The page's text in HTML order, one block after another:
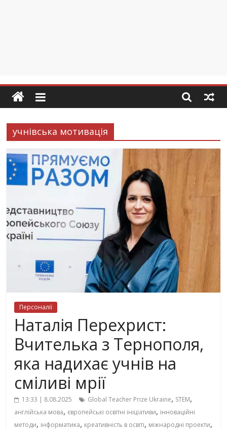
учнівська мотивація
Персоналії
Наталія Перехрист:
Вчителька з Тернополя,
яка надихає учнів на
сміливі мрії
13:33 | 8.08.2025 Global Teacher Prize Ukraine, STEM,
англійська мова, європейські освітні ініціативи, інноваційні
методи, інформатика, креативність в освіті, міжнародні проекти,